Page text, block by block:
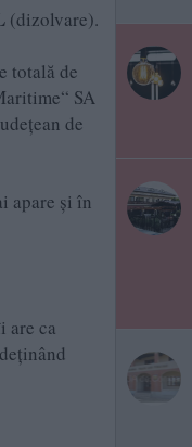
(dizolvare).
totală de
SA
de
apare și în
are ca